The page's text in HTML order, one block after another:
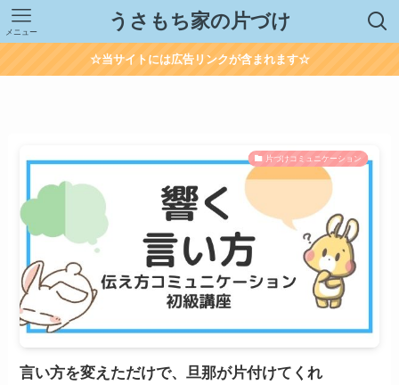
うさもち家の片づけ
メニュー
☆当サイトには広告リンクが含まれます☆
片づけコミュニケーション
言い方を変えただけで、旦那が片付けてくれ